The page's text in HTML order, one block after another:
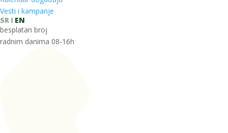
Vesti i kampanje
SR
EN
besplatan broj
radnim danima 08-16h